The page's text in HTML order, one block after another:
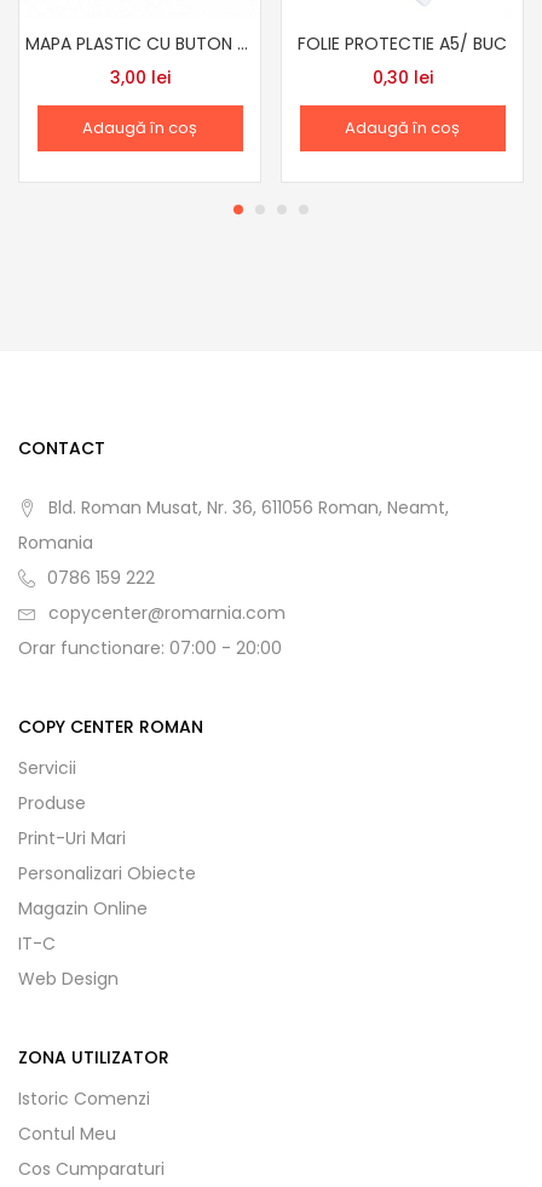
MAPA PLASTIC CU BUTON A4 DACO VERDE
3,00 lei
Adaugă în coș
FOLIE PROTECTIE A5/ BUC
0,30 lei
Adaugă în coș
CONTACT
Bld. Roman Musat, Nr. 36, 611056 Roman, Neamt,
Romania
0786 159 222
copycenter@romarnia.com
Orar functionare: 07:00 - 20:00
COPY CENTER ROMAN
Servicii
Produse
Print-Uri Mari
Personalizari Obiecte
Magazin Online
IT-C
Web Design
ZONA UTILIZATOR
Istoric Comenzi
Contul Meu
Cos Cumparaturi